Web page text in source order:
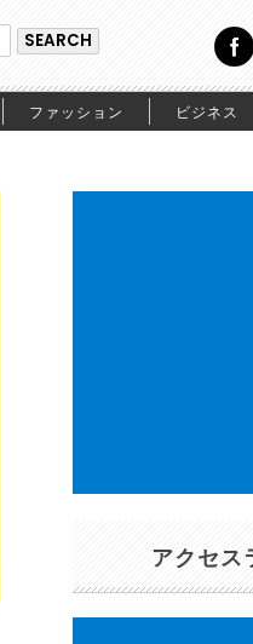
ファッション ビジネス
アクセス